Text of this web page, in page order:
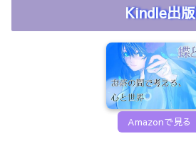
Kindle出版
Amazonで見る